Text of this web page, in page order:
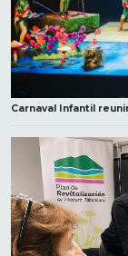
Carnaval Infantil